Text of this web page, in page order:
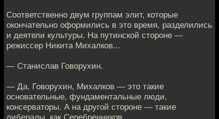
Соответственно двум группам элит, которые
окончательно оформились в это время, разделились
и деятели культуры. На путинской стороне —
режиссер Никита Михалков...
— Станислав Говорухин.
— Да, Говорухин, Михалков — это такие
основательные, фундаментальные люди,
консерваторы. А на другой стороне — такие